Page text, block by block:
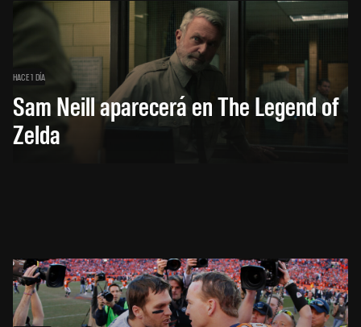
HACE 1 DÍA
Sam Neill aparecerá en The Legend of
Zelda